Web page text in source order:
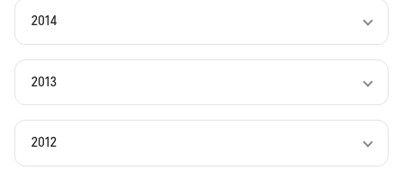
2014
2013
2012